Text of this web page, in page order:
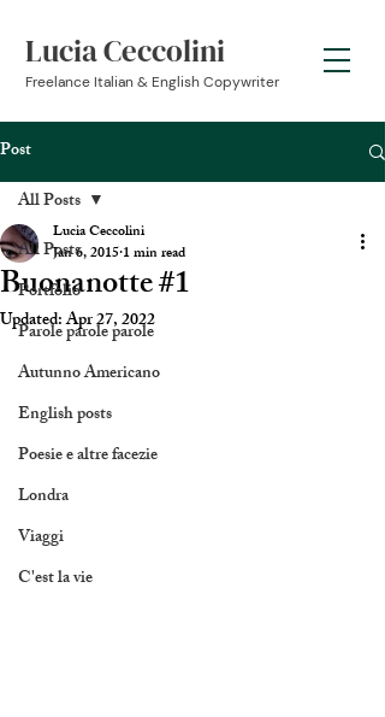
Lucia Ceccolini
Freelance Italian & English Copywriter
Post
All Posts
Portfolio
Parole parole parole
Autunno Americano
English posts
Poesie e altre facezie
Londra
Viaggi
C'est la vie
All Posts
Buonanotte #1
Lucia Ceccolini
Jan 6, 20151 min read
Updated:Apr 27, 2022